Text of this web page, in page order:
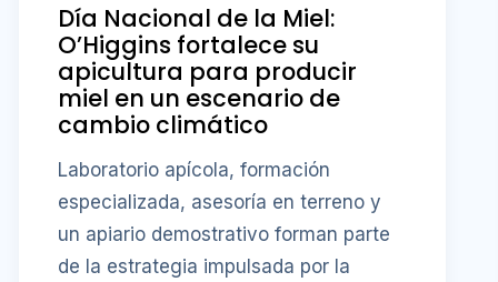
Día Nacional de la Miel:
O’Higgins fortalece su
apicultura para producir
miel en un escenario de
cambio climático
Laboratorio apícola, formación
especializada, asesoría en terreno y
un apiario demostrativo forman parte
de la estrategia impulsada por la